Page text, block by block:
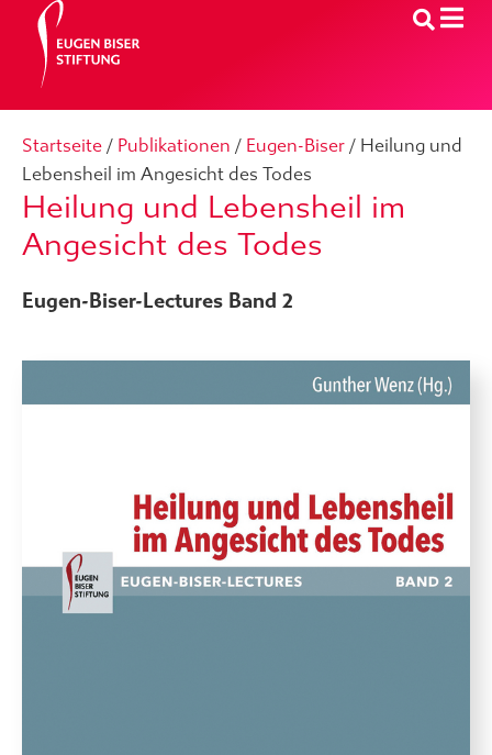
Startseite / Publikationen / Eugen-Biser / Heilung und
Lebensheil im Angesicht des Todes
Heilung und Lebensheil im
Angesicht des Todes
Eugen-Biser-Lectures Band 2